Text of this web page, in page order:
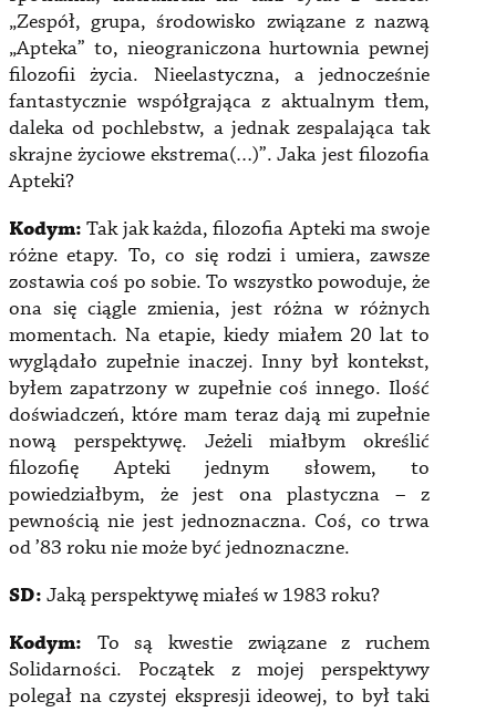
„Zespół, grupa, środowisko związane z nazwą
„Apteka” to, nieograniczona hurtownia pewnej
filozofii życia. Nieelastyczna, a jednocześnie
fantastycznie współgrająca z aktualnym tłem,
daleka od pochlebstw, a jednak zespalająca tak
skrajne życiowe ekstrema(…)”. Jaka jest filozofia
Apteki?
Kodym: Tak jak każda, filozofia Apteki ma swoje
różne etapy. To, co się rodzi i umiera, zawsze
zostawia coś po sobie. To wszystko powoduje, że
ona się ciągle zmienia, jest różna w różnych
momentach. Na etapie, kiedy miałem 20 lat to
wyglądało zupełnie inaczej. Inny był kontekst,
byłem zapatrzony w zupełnie coś innego. Ilość
doświadczeń, które mam teraz dają mi zupełnie
nową perspektywę. Jeżeli miałbym określić
filozofię Apteki jednym słowem, to
powiedziałbym, że jest ona plastyczna – z
pewnością nie jest jednoznaczna. Coś, co trwa
od ’83 roku nie może być jednoznaczne.
SD: Jaką perspektywę miałeś w 1983 roku?
Kodym: To są kwestie związane z ruchem
Solidarności. Początek z mojej perspektywy
polegał na czystej ekspresji ideowej, to był taki